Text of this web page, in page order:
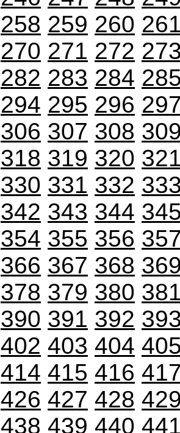
258 259 260
270 271 272
282 283 284
294 295 296
306 307 308
318 319 320
330 331 332
342 343 344
354 355 356
366 367 368
378 379 380
390 391 392
402 403 404
414 415 416
426 427 428
438 439 440